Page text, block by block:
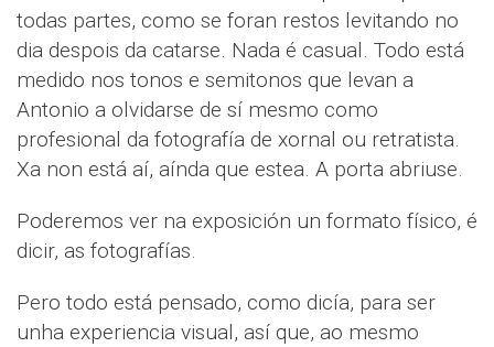
todas partes, como se foran restos levitando no
dia despois da catarse. Nada é casual. Todo está
medido nos tonos e semitonos que levan a
Antonio a olvidarse de sí mesmo como
profesional da fotografía de xornal ou retratista.
Xa non está aí, aínda que estea. A porta abriuse.
Poderemos ver na exposición un formato físico, é
dicir, as fotografías.
Pero todo está pensado, como dicía, para ser
unha experiencia visual, así que, ao mesmo